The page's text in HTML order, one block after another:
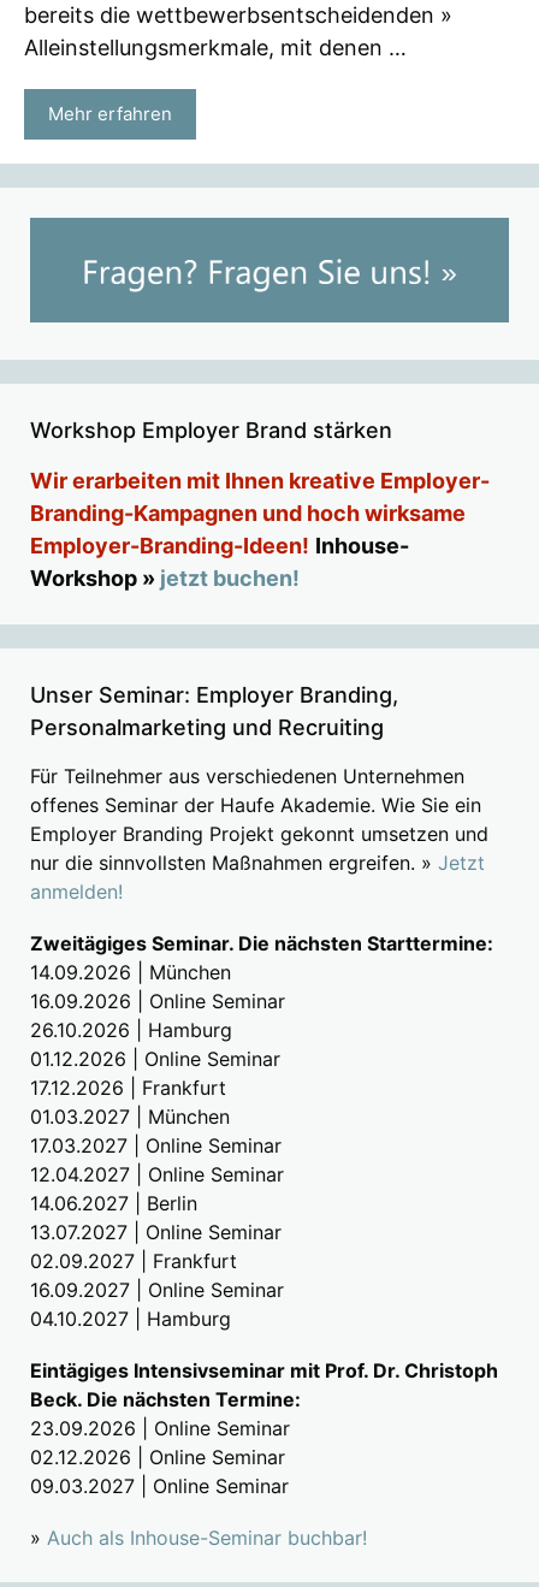
bereits die wettbewerbsentscheidenden »
Alleinstellungsmerkmale, mit denen …
Mehr erfahren
Workshop Employer Brand stärken
Wir erarbeiten mit Ihnen kreative Employer-
Branding-Kampagnen und hoch wirksame
Employer-Branding-Ideen! Inhouse-
Workshop » jetzt buchen!
Unser Seminar: Employer Branding,
Personalmarketing und Recruiting
Für Teilnehmer aus verschiedenen Unternehmen
offenes Seminar der Haufe Akademie. Wie Sie ein
Employer Branding Projekt gekonnt umsetzen und
nur die sinnvollsten Maßnahmen ergreifen. » Jetzt
anmelden!
Zweitägiges Seminar. Die nächsten Starttermine:
14.09.2026 | München
16.09.2026 | Online Seminar
26.10.2026 | Hamburg
01.12.2026 | Online Seminar
17.12.2026 | Frankfurt
01.03.2027 | München
17.03.2027 | Online Seminar
12.04.2027 | Online Seminar
14.06.2027 | Berlin
13.07.2027 | Online Seminar
02.09.2027 | Frankfurt
16.09.2027 | Online Seminar
04.10.2027 | Hamburg
Eintägiges Intensivseminar mit Prof. Dr. Christoph
Beck. Die nächsten Termine:
23.09.2026 | Online Seminar
02.12.2026 | Online Seminar
09.03.2027 | Online Seminar
» Auch als Inhouse-Seminar buchbar!